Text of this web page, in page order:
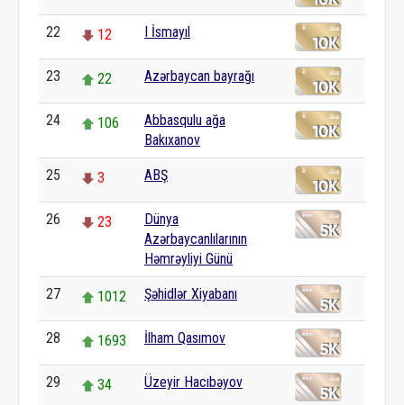
22 12 I İsmayıl
23 22 Azərbaycan bayrağı
24 106
Abbasqulu ağa
Bakıxanov
25 3 ABŞ
26 23
Dünya
Azərbaycanlılarının
Həmrəyliyi Günü
27 1012 Şəhidlər Xiyabanı
28 1693 İlham Qasımov
29 34 Üzeyir Hacıbəyov